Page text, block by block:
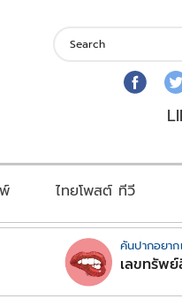
ไทยโพสต์ ทีวี
คันปากอยาก
เลขทรัพย์